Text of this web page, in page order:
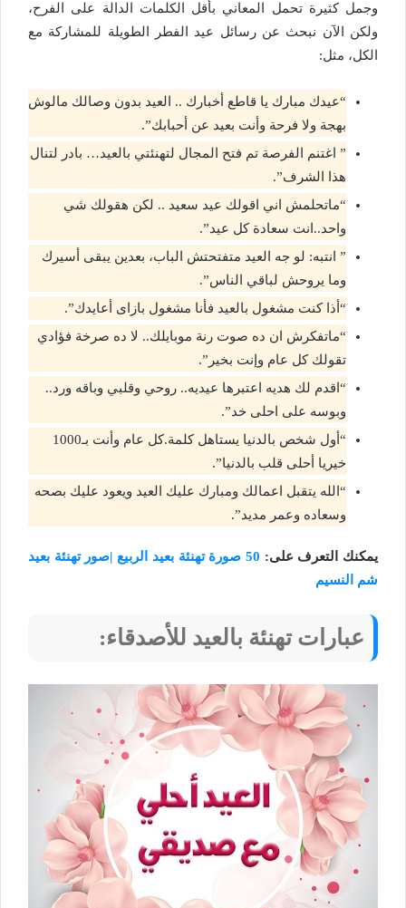
وجمل كثيرة تحمل المعاني بأقل الكلمات الدالة على الفرح،
ولكن الآن نبحث عن رسائل عيد الفطر الطويلة للمشاركة مع
الكل، مثل:
“عيدك مبارك يا قاطع أخبارك .. العيد بدون وصالك مالوش
بهجة ولا فرحة وأنت بعيد عن أحبابك”.
” اغتنم الفرصة تم فتح المجال لتهنئتي بالعيد… بادر لتنال
هذا الشرف”.
“ماتحلمش اني اقولك عيد سعيد .. لكن هقولك شي
واحد..انت سعادة كل عيد”.
” انتبه: لو جه العيد متفتحتش الباب، بعدين يبقى أسيرك
وما يروحش لباقي الناس”.
“أذا كنت مشغول بالعيد فأنا مشغول بازاى أعايدك”.
“ماتفكرش ان ده صوت رنة موبايلك.. لا ده صرخة فؤادي
تقولك كل عام وإنت بخير”.
“اقدم لك هديه اعتبرها عيديه.. روحي وقلبي وباقه ورد..
وبوسه على احلى خد”.
“أول شخص بالدنيا يستاهل كلمة.كل عام وأنت بـ1000
خيريا أحلى قلب بالدنيا”.
“الله يتقبل اعمالك ومبارك عليك العيد ويعود عليك بصحه
وسعاده وعمر مديد”.
يمكنك التعرف على:
50 صورة تهنئة بعيد الربيع |صور تهنئة بعيد
شم النسيم
عبارات تهنئة بالعيد للأصدقاء: